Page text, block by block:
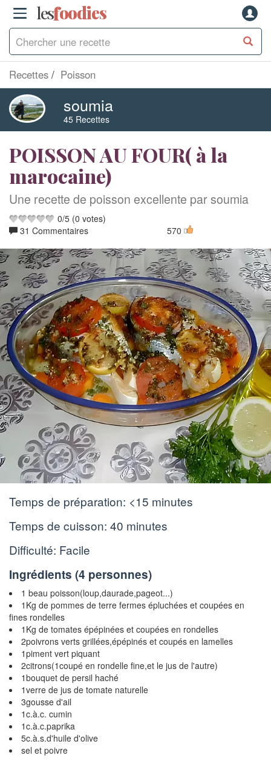
lesfoodies
Recettes Poisson
soumia
45 Recettes
POISSON AU FOUR( à la
marocaine)
Une recette de poisson excellente par soumia
0/5 (0 votes)
31 Commentaires
570
Temps de préparation: <15 minutes
Temps de cuisson: 40 minutes
Difficulté: Facile
Ingrédients (4 personnes)
1 beau poisson(loup,daurade,pageot...)
1Kg de pommes de terre fermes épluchées et coupées en
fines rondelles
1Kg de tomates épépinées et coupées en rondelles
2poivrons verts grillées,épépinés et coupés en lamelles
1piment vert piquant
2citrons(1coupé en rondelle fine,et le jus de l'autre)
1bouquet de persil haché
1verre de jus de tomate naturelle
3gousse d'ail
1c.à.c. cumin
1c.à.c.paprika
5c.à.s.d'huile d'olive
sel et poivre